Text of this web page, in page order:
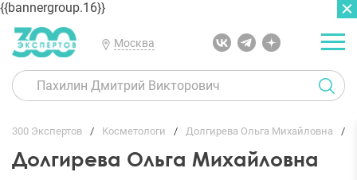
{{bannergroup.16}}
Москва
300 Экспертов Косметологи Долгирева Ольга Михайловна
Долгирева Ольга Михайловна
ГЛАВНАЯ ОТЗЫВЫ